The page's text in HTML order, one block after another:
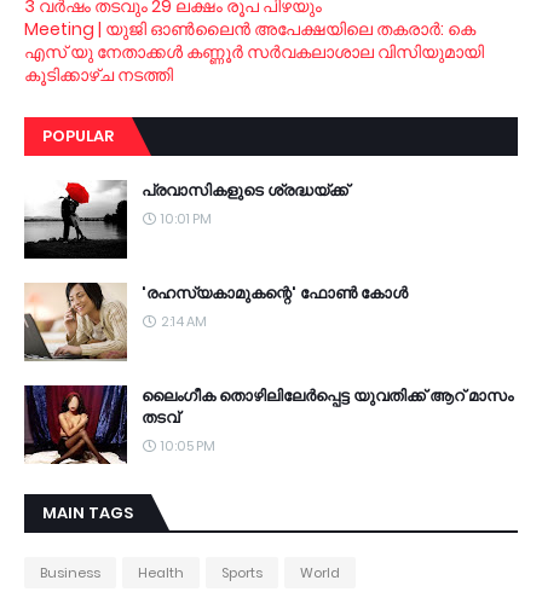
3 വര്‍ഷം തടവും 29 ലക്ഷം രൂപ പിഴയും
Meeting | യുജി ഓണ്‍ലൈന്‍ അപേക്ഷയിലെ തകരാര്‍: കെ
എസ് യു നേതാക്കള്‍ കണ്ണൂര്‍ സര്‍വകലാശാല വിസിയുമായി
കൂടിക്കാഴ്ച നടത്തി
POPULAR
പ്രവാസികളുടെ ശ്രദ്ധയ്ക്ക്
10:01 PM
'രഹസ്യകാമുകന്റെ' ഫോണ്‍ കോള്‍
2:14 AM
ലൈംഗീക തൊഴിലിലേര്‍പ്പെട്ട യുവതിക്ക് ആറ് മാസം
തടവ്
10:05 PM
MAIN TAGS
Business Health Sports World